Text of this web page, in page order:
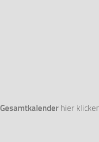
Gesamtkalender hier